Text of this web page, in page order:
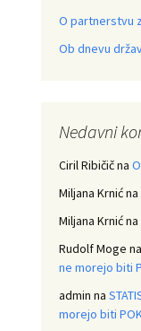
O partnerstvu
Ob dnevu
Nedavni
Ciril Ribičična
Miljana Krnićna
Miljana Krnićna
Rudolf Moge na
ne morejo biti
admin na
morejo biti